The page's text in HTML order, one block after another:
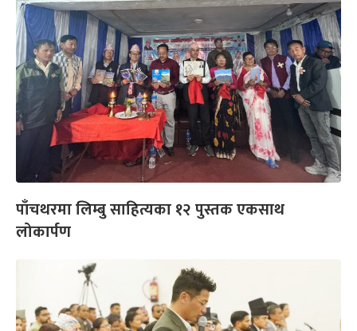
पाँचथरमा लिम्बु साहित्यका १२ पुस्तक एकसाथ
लोकार्पण